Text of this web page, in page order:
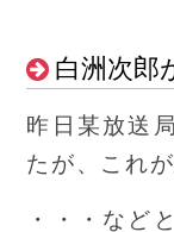
白洲次郎
昨日某放送
たが、これ
・・・など